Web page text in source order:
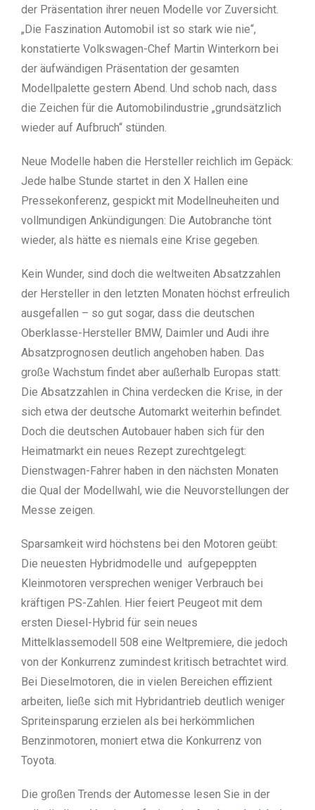
der Präsentation ihrer neuen Modelle vor Zuversicht.
„Die Faszination Automobil ist so stark wie nie“,
konstatierte Volkswagen-Chef Martin Winterkorn bei
der äufwändigen Präsentation der gesamten
Modellpalette gestern Abend. Und schob nach, dass
die Zeichen für die Automobilindustrie „grundsätzlich
wieder auf Aufbruch“ stünden.
Neue Modelle haben die Hersteller reichlich im Gepäck:
Jede halbe Stunde startet in den X Hallen eine
Pressekonferenz, gespickt mit Modellneuheiten und
vollmundigen Ankündigungen: Die Autobranche tönt
wieder, als hätte es niemals eine Krise gegeben.
Kein Wunder, sind doch die weltweiten Absatzzahlen
der Hersteller in den letzten Monaten höchst erfreulich
ausgefallen – so gut sogar, dass die deutschen
Oberklasse-Hersteller BMW, Daimler und Audi ihre
Absatzprognosen deutlich angehoben haben. Das
große Wachstum findet aber außerhalb Europas statt:
Die Absatzzahlen in China verdecken die Krise, in der
sich etwa der deutsche Automarkt weiterhin befindet.
Doch die deutschen Autobauer haben sich für den
Heimatmarkt ein neues Rezept zurechtgelegt:
Dienstwagen-Fahrer haben in den nächsten Monaten
die Qual der Modellwahl, wie die Neuvorstellungen der
Messe zeigen.
Sparsamkeit wird höchstens bei den Motoren geübt:
Die neuesten Hybridmodelle und aufgepeppten
Kleinmotoren versprechen weniger Verbrauch bei
kräftigen PS-Zahlen. Hier feiert Peugeot mit dem
ersten Diesel-Hybrid für sein neues
Mittelklassemodell 508 eine Weltpremiere, die jedoch
von der Konkurrenz zumindest kritisch betrachtet wird.
Bei Dieselmotoren, die in vielen Bereichen effizient
arbeiten, ließe sich mit Hybridantrieb deutlich weniger
Spriteinsparung erzielen als bei herkömmlichen
Benzinmotoren, moniert etwa die Konkurrenz von
Toyota.
Die großen Trends der Automesse lesen Sie in der